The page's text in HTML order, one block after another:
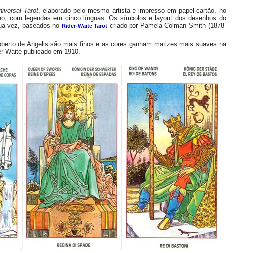
Tarot, elaborado pelo mesmo artista e impresso em papel-cartão, no
com legendas em cinco línguas. Os símbolos e layout dos desenhos do
vez, baseados no Rider-Waite Tarot criado por Pamela Colman Smith (1878-
de Angelis são mais finos e as cores ganham matizes mais suaves na
Waite publicado em 1910.